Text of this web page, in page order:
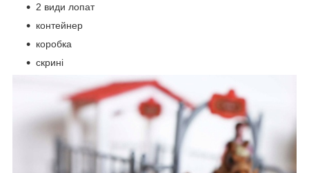
2 види лопат
контейнер
коробка
скрині